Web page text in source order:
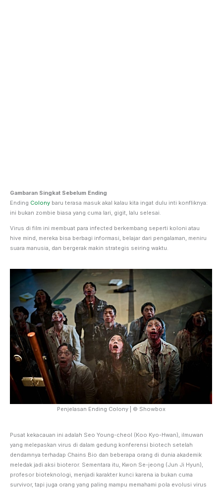
Gambaran Singkat Sebelum Ending
Ending Colony baru terasa masuk akal kalau kita ingat dulu inti konfliknya:
ini bukan zombie biasa yang cuma lari, gigit, lalu selesai.
Virus di film ini membuat para infected berkembang seperti koloni atau
hive mind, mereka bisa berbagi informasi, belajar dari pengalaman, meniru
suara manusia, dan bergerak makin strategis seiring waktu.
Penjelasan Ending Colony | © Showbox
Pusat kekacauan ini adalah Seo Young-cheol (Koo Kyo-Hwan), ilmuwan
yang melepaskan virus di dalam gedung konferensi biotech setelah
dendamnya terhadap Chains Bio dan beberapa orang di dunia akademik
meledak jadi aksi bioteror. Sementara itu, Kwon Se-jeong (Jun Ji Hyun),
profesor bioteknologi, menjadi karakter kunci karena ia bukan cuma
survivor, tapi juga orang yang paling mampu memahami pola evolusi virus